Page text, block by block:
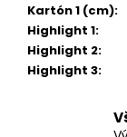
Kartón 1 (cm):
Highlight 1:
Highlight 2:
Highlight 3: